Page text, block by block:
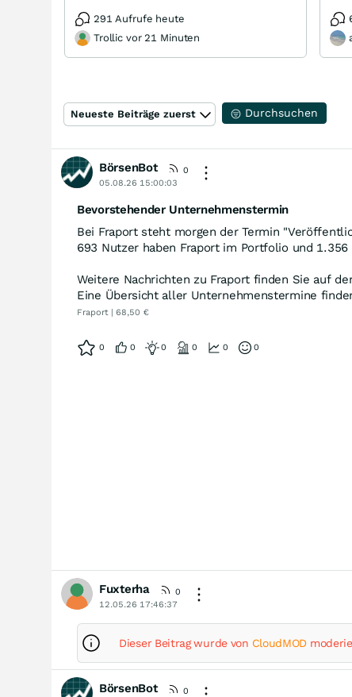
291 Aufrufe heute
Trollic vor 21 Minuten
Neueste Beiträge zuerst Durchsuchen
BörsenBot
0
05.08.26 15:00:03
Bevorstehender Unternehmenstermin
Bei Fraport steht morgen der Termin
693 Nutzer haben Fraport im Portfolio und
Weitere Nachrichten zu Fraport finden Sie auf
Eine Übersicht aller Unternehmenstermine
Fraport | 68,50 €
0 0 0 0 0 0
Fuxterha
0
12.05.26 17:46:37
Dieser Beitrag wurde von CloudMOD
BörsenBot
0